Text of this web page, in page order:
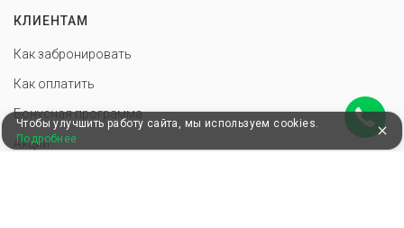
КЛИЕНТАМ
Как забронировать
Как оплатить
Бонусная программа
Акции
Чтобы улучшить работу сайта, мы используем cookies.
Подробнее